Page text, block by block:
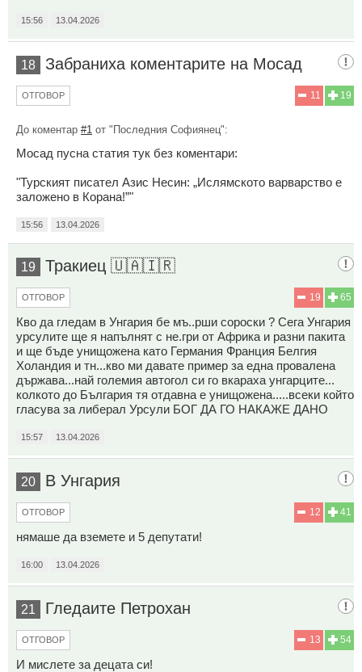
15:56 13.04.2026
18 Забраниха коментарите на Мосад
19
11
ОТГОВОР
До коментар #1 от "Последния Софиянец":
Мосад пусна статия тук без коментари:
"Турският писател Азис Несин: „Ислямското варварство е
заложено в Корана!”"
15:56 13.04.2026
19 Тракиец 🇺🇦🇮🇷
65
19
ОТГОВОР
Кво да гледам в Унгария бе мъ..рши сороски ? Сега Унгария
урсулите ще я напълнят с не.гри от Африка и разни пакита
и ще бъде унищожена като Германия Франция Белгия
Холандия и тн...кво ми давате пример за една провалена
държава...най големия автогол си го вкараха унгарците...
колкото до България тя отдавна е унищожена.....всеки който
гласува за либерал Урсули БОГ ДА ГО НАКАЖЕ ДАНО
15:57 13.04.2026
20 В Унгария
41
12
ОТГОВОР
нямаше да вземете и 5 депутати!
16:00 13.04.2026
21 Гледаите Петрохан
54
13
ОТГОВОР
И мислете за децата си!